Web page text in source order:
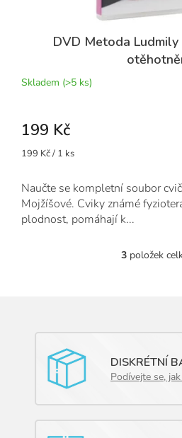
DVD Metoda
Skladem (>5 ks)
199 Kč
Měrná
199 Kč / 1 ks
Naučte se kompletní soubor
Mojžíšové. Cviky známé
plodnost, pomáhají k...
O
í
p
r
k
y
3položek
DISKRÉTNÍ
Podívejte se,